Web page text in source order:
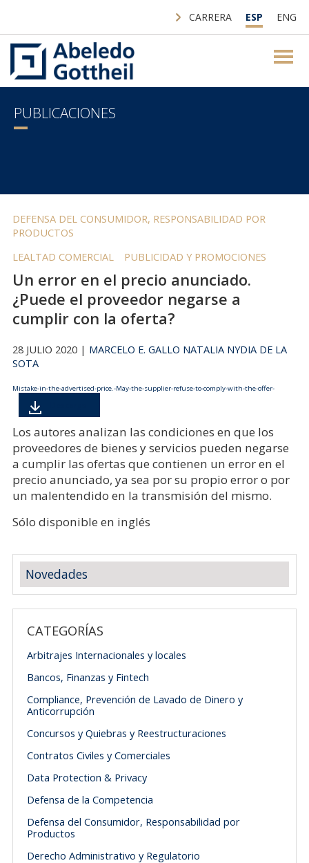
CARRERA ESP ENG
PUBLICACIONES
DEFENSA DEL CONSUMIDOR, RESPONSABILIDAD POR
PRODUCTOS
LEALTAD COMERCIAL
PUBLICIDAD Y PROMOCIONES
Un error en el precio anunciado.
¿Puede el proveedor negarse a
cumplir con la oferta?
28 JULIO 2020 | MARCELO E. GALLO NATALIA NYDIA DE LA
SOTA
Mistake-in-the-advertised-price.-May-the-supplier-refuse-to-comply-with-the-offer-
Los autores analizan las condiciones en que los
proveedores de bienes y servicios pueden negarse
a cumplir las ofertas que contienen un error en el
precio anunciado, ya sea por su propio error o por
un malentendido en la transmisión del mismo.
Sólo disponible en inglés
Novedades
CATEGORÍAS
Arbitrajes Internacionales y locales
Bancos, Finanzas y Fintech
Compliance, Prevención de Lavado de Dinero y
Anticorrupción
Concursos y Quiebras y Reestructuraciones
Contratos Civiles y Comerciales
Data Protection & Privacy
Defensa de la Competencia
Defensa del Consumidor, Responsabilidad por
Productos
Derecho Administrativo y Regulatorio